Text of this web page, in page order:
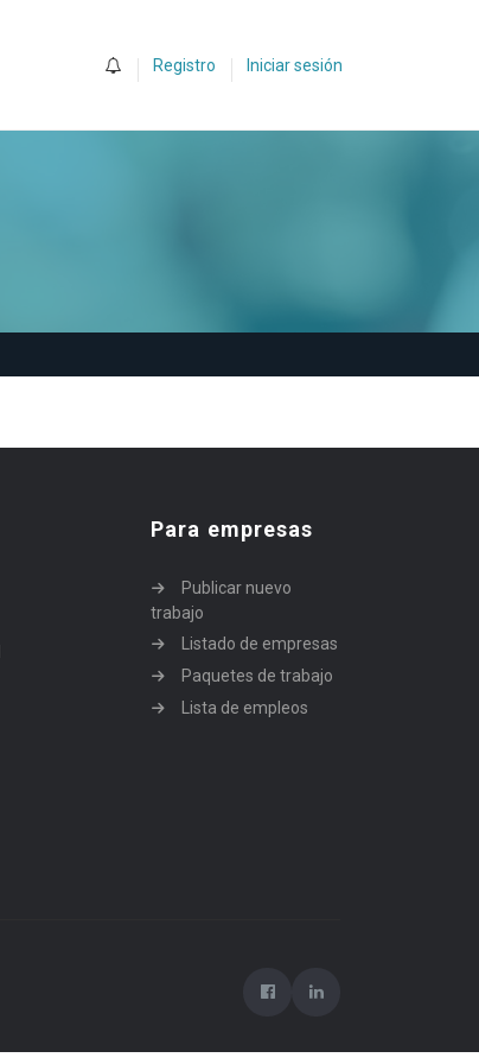
Registro Iniciar sesión
Para empresas
Publicar nuevo
trabajo
Listado de empresas
Paquetes de trabajo
Lista de empleos